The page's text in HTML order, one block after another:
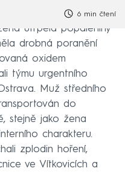
6 min čtení
utrpěla popáleniny
drobná poranění
oxidem
týmu urgentního
Muž středního
do
stejně jako žena
charakteru.
zplodin hoření,
ve Vítkovicích a